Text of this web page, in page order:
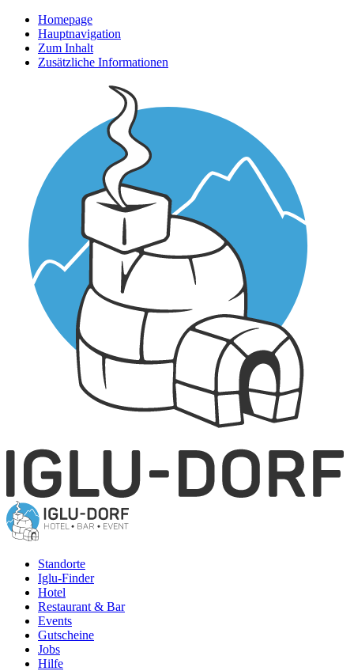
Homepage
Hauptnavigation
Zum Inhalt
Zusätzliche Informationen
Standorte
Iglu-Finder
Hotel
Restaurant & Bar
Events
Gutscheine
Jobs
Hilfe